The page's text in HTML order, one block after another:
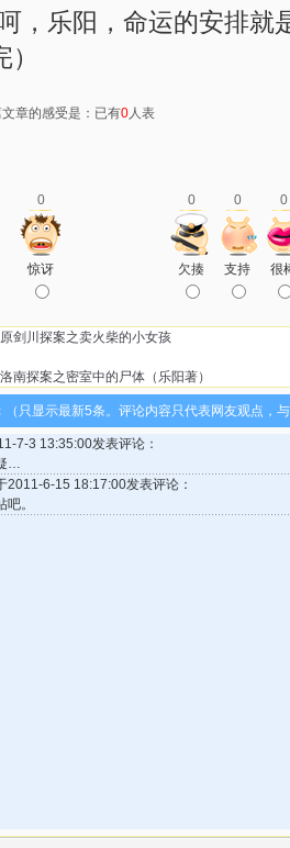
乐阳，命运的安排就
章的感受是：已有0人表
0 0 0 0
惊讶 欠揍 支持 很
剑川探案之卖火柴的小女孩
南探案之密室中的尸体（乐阳著）
（只显示最新5条。评论内容只代表网友观点，
7-3 13:35:00发表评论：
…
2011-6-15 18:17:00发表评论：
。